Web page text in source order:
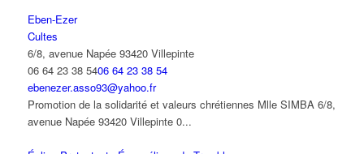
Eben-Ezer
Cultes
6/8, avenue Napée 93420 Villepinte
06 64 23 38 5406 64 23 38 54
ebenezer.asso93@yahoo.fr
Promotion de la solidarité et valeurs chrétiennes Mlle SIMBA 6/8,
avenue Napée 93420 Villepinte 0...